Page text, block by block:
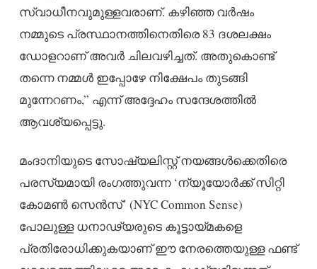
സ്വാധീനവുമുള്ളവരാണ്. കഴിഞ്ഞ വർഷം
നമ്മുടെ പ്രസ്ഥാനത്തിനെതിരെ 83 ദശലക്ഷം
ഡോളറാണ് അവർ ചിലവഴിച്ചത്. അതുകൊണ്ട്
തന്നെ നമ്മൾ ഇപ്പോഴേ നിക്ഷേപം തുടങ്ങി
മുന്നേറണം,” എന്ന് അദ്ദേഹം സന്ദേശത്തിൽ
ആവശ്യപ്പെട്ടു.
മംദാനിയുടെ സോഷ്യലിസ്റ്റ് നയങ്ങൾക്കെതിരെ
പരസ്യമായി രംഗത്തുവന്ന ‘ന്യൂയോർക്ക് സിറ്റി
കോമൺ സെൻസ്’ (NYC Common Sense)
പോലുള്ള ധനാഢ്യരുടെ കൂട്ടായ്മകളെ
പ്രതിരോധിക്കുകയാണ് ഈ നേരത്തെയുള്ള ഫണ്ട്